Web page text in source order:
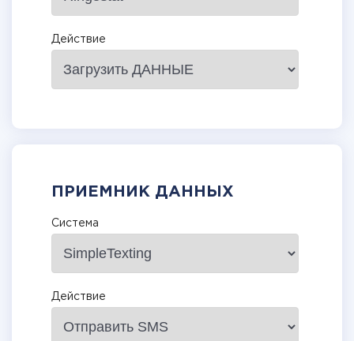
Действие
ПРИЕМНИК ДАННЫХ
Система
Действие